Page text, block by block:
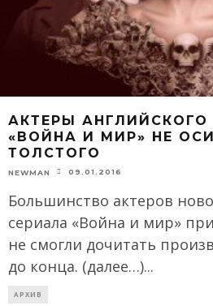
АКТЕРЫ АНГЛИЙСКОГО
«ВОЙНА И МИР» НЕ
ТОЛСТОГО
NEWMAN 09.01.2016
Большинство актеров
сериала «Война и мир»
не смогли дочитать
до конца. (далее…)...
АРХИВ